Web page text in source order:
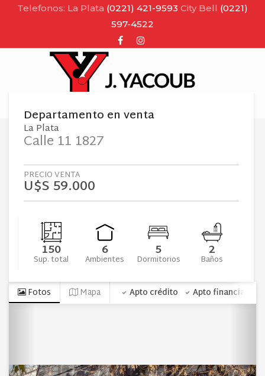
Telefonos: La Plata (0221) 421-9593 City Bell (0221)
597-4522
FacebookInstagram
MENU
Departamento en venta
La Plata
Calle 11 1827
PRECIO VENTA
U$S 59.000
150
Sup. total 6
Ambientes 5
Dormitorios 2
Baños
Fotos Mapa Apto crédito Apto financiación